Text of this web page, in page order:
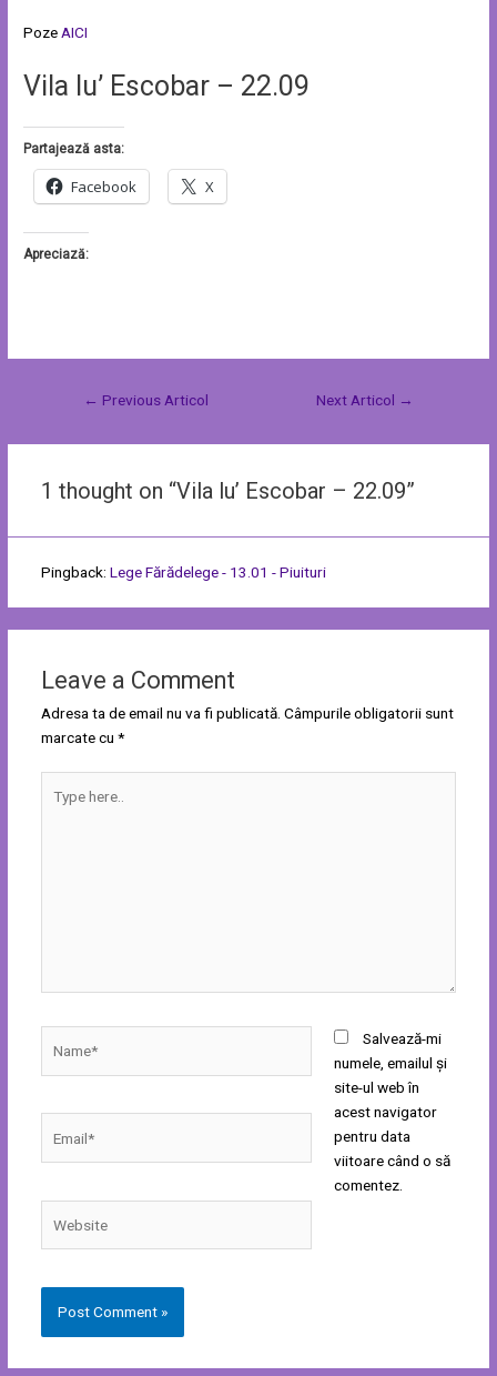
PozeAICI
Vila lu’ Escobar – 22.09
Partajează asta:
Facebook X
Apreciază:
← Previous Articol Next Articol →
1 thought on “Vila lu’ Escobar – 22.09”
Pingback: Lege Fărădelege - 13.01 - Piuituri
Leave a Comment
Adresa ta de email nu va fi publicată. Câmpurile obligatorii sunt
marcate cu *
here..
Salvează-mi
numele, emailul și
site-ul web în
acest navigator
pentru data
viitoare când o să
comentez.